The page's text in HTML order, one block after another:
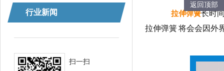
行业新闻
扫一扫
拉伸弹簧长时
拉伸弹簧 将会会因外
返回顶部